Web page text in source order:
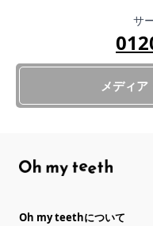
サ
メディア
Oh my teethについて